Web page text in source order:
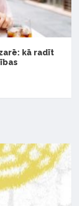
kā radīt